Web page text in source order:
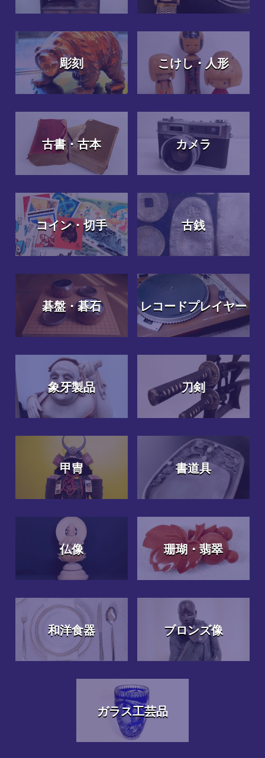
彫刻 こけし・人形
古書・古本 カメラ
コイン・切手 古銭
碁盤・碁石 レコードプレイヤー
象牙製品 刀剣
甲冑 書道具
仏像 珊瑚・翡翠
和洋食器 ブロンズ像
ガラス工芸品